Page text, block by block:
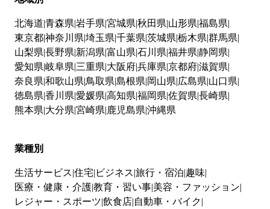
北海道 青森県 岩手県 宮城県 秋田県 山形県 福島県
東京都神奈川県 埼玉県 千葉県 茨城県 栃木県 群馬県
山梨県 長野県 新潟県 富山県 石川県 福井県 静岡県
愛知県 岐阜県 三重県 大阪府兵庫県 京都府滋賀県
奈良県 和歌山県 鳥取県 島根県 岡山県 広島県 山口県
徳島県 香川県 愛媛県 高知県 福岡県 佐賀県 長崎県
熊本県 大分県 宮崎県 鹿児島県 沖縄県
業種別
生活サービス 住宅 ビジネス 旅行・宿泊 趣味
医療・健康・介護教育・習い事 美容・ファッション
レジャー・スポーツ 飲食店 自動車・バイク